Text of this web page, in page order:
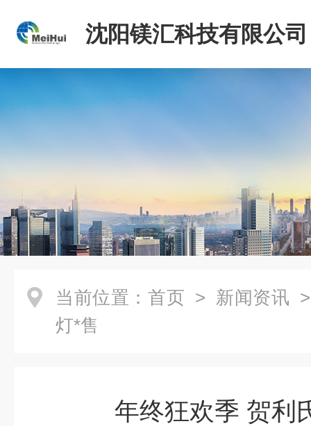
沈阳镁汇科技有限公司
当前位置： 首页 > 新闻资讯
灯*售
年终狂欢季 贺利